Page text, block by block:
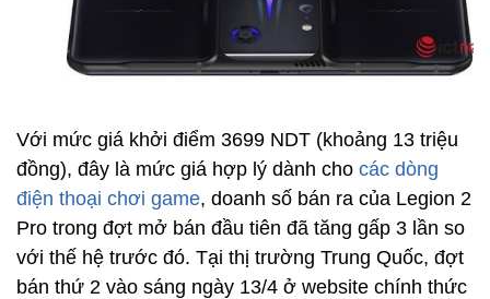
Với mức giá khởi điểm 3699 NDT (khoảng 13 triệu
đồng), đây là mức giá hợp lý dành cho các dòng
điện thoại chơi game, doanh số bán ra của Legion 2
Pro trong đợt mở bán đầu tiên đã tăng gấp 3 lần so
với thế hệ trước đó. Tại thị trường Trung Quốc, đợt
bán thứ 2 vào sáng ngày 13/4 ở website chính thức